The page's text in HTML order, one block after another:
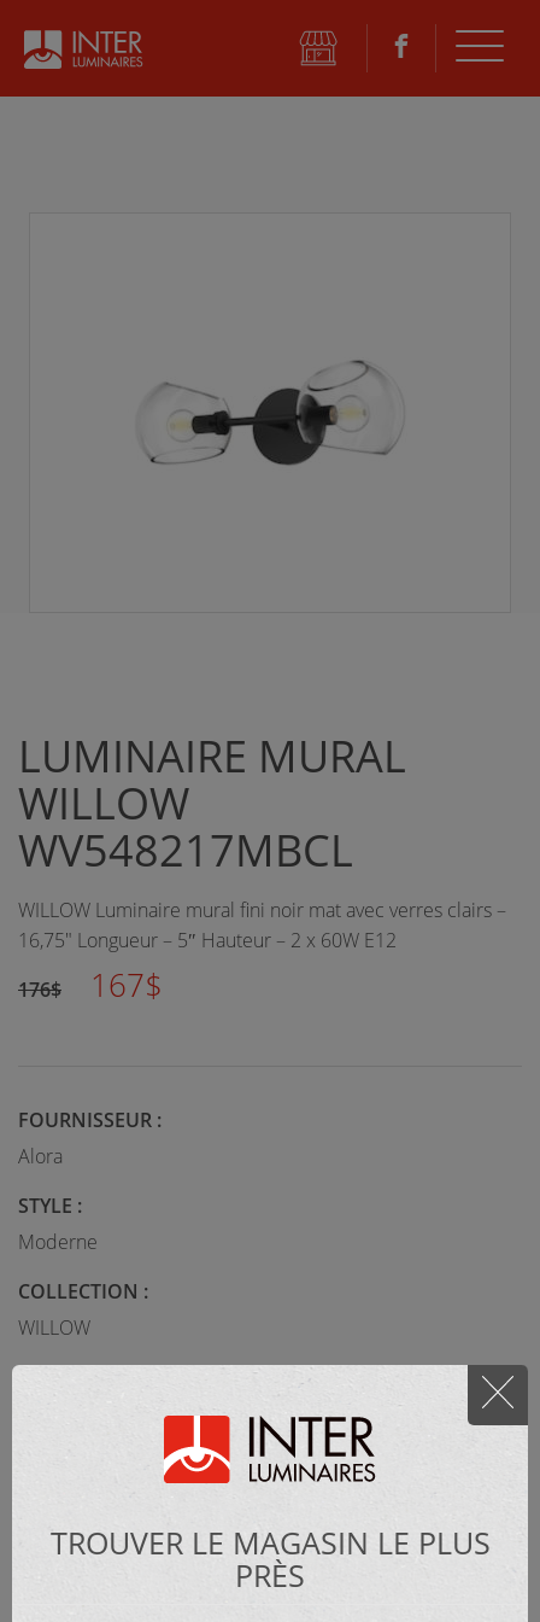
TROUVER LE MAGASIN LE PLUS
PRÈS
LUMINAIRE MURAL
WILLOW
WV548217MBCL
WILLOW Luminaire mural fini noir mat avec verres clairs –
16,75" Longueur – 5″ Hauteur – 2 x 60W E12
176$
167$
FOURNISSEUR :
Alora
STYLE :
Moderne
COLLECTION :
WILLOW
CATÉGORIE :
Murale
©2026 Inter Luminaires. Tous droits réservés. Conception Web :: Oktane